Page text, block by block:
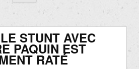
contenu
STUNT AVEC
PAQUIN EST
RATÉ